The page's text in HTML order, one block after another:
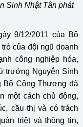
Sinh Nhật Tân phát
9/12/2011 của Bộ
của đội ngũ doanh
công nghiệp hóa,
trưởng Nguyễn Sinh
Bộ Công Thương đã
một cách chủ động,
cầu thị và có trách
triệt và thông tin,